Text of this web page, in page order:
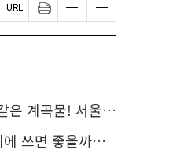
페
이
지
인
쇄
하
글
자
크
하
기
글
자
크
하
'진관사 계곡'이 천국이네~
을까요? 온라인 투표